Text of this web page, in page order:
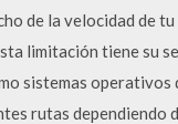
de la velocidad de
limitación tiene su
sistemas operativos
rutas dependiendo